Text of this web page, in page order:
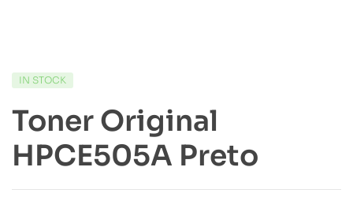
IN STOCK
Toner Original
HPCE505A Preto